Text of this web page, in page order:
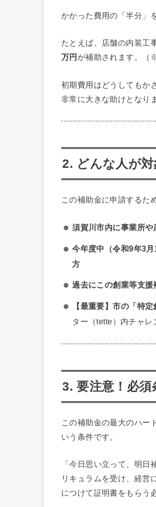
かかった費用の「半分」
たとえば、店舗の内装工
万円 が補助されます。（
初期費用はどうしてもか
非常に大きな助けとなり
2. どんな人が対
この補助金に申請するた
須賀川市内に事業所や
今年度中（令和9年3
方
過去にこの創業等支
【最重要】市の「特
ター（tette）内チャ
3. 要注意！必須
この補助金の最大のハー
いう条件です。
「今日思い立って、明
リキュラムを受け、経営
につけて証明書をもらう